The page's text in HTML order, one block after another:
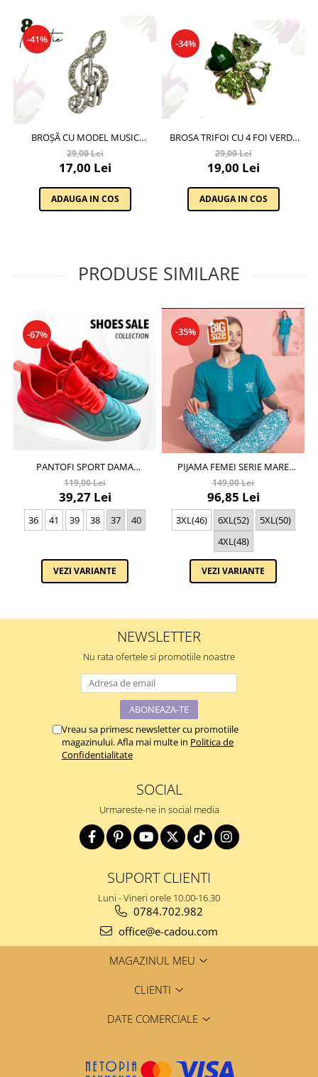
-41%
BROȘĂ CU MODEL MUSIC
CHEIA SOL CU PIETRICELE ALBE,
SC23.084
29,00 Lei
17,00 Lei
ADAUGA IN COS
-34%
BROSA TRIFOI CU 4 FOI VERDE
CU CRISTALE FATETATE 12134,
CU AMBALAJ PREMIUM
29,00 Lei
19,00 Lei
ADAUGA IN COS
PRODUSE SIMILARE
-67%
PANTOFI SPORT DAMA
ORANGE BX-11C
119,00 Lei
39,27 Lei
36 41 39 38 37 40
VEZI VARIANTE
-35%
PIJAMA FEMEI SERIE MARE
BATTAL, DIN DOUĂ PIESE,
BUMBAC , LUX PIJ32974
149,00 Lei
96,85 Lei
3XL(46) 6XL(52)
5XL(50)
4XL(48)
VEZI VARIANTE
NEWSLETTER
Nu rata ofertele si promotiile noastre
Vreau sa primesc newsletter cu promotiile
magazinului. Afla mai multe in Politica de
Confidentialitate
SOCIAL
Urmareste-ne in social media
SUPORT CLIENTI
Luni - Vineri orele 10.00-16.30
0784.702.982
office@e-cadou.com
MAGAZINUL MEU
CLIENTI
DATE COMERCIALE